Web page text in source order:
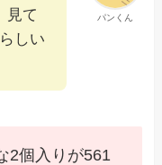
パンくん
見て
しい
2個入りが561